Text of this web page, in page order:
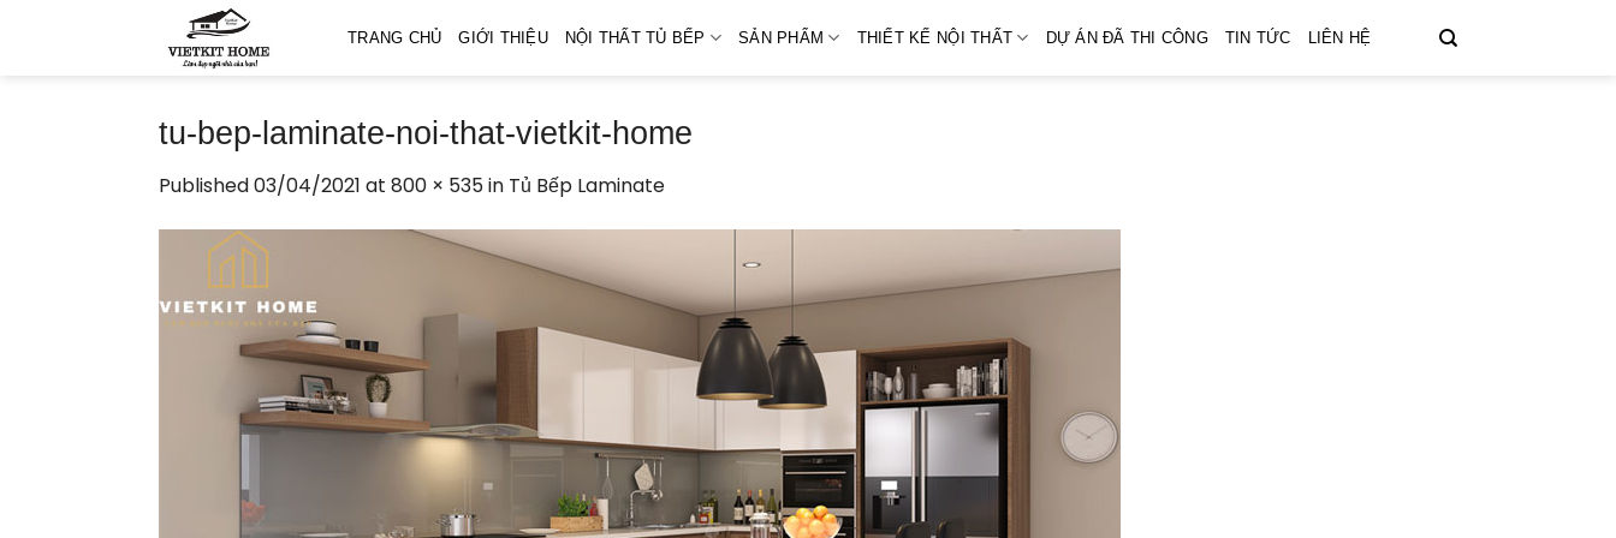
TRANG CHỦ GIỚI THIỆU NỘI THẤT TỦ BẾP SẢN PHẨM THIẾT KẾ NỘI THẤT DỰ ÁN ĐÃ THI CÔNG TIN TỨC LIÊN HỆ
tu-bep-laminate-noi-that-vietkit-home
Published03/04/2021 at 800 × 535in Tủ Bếp Laminate